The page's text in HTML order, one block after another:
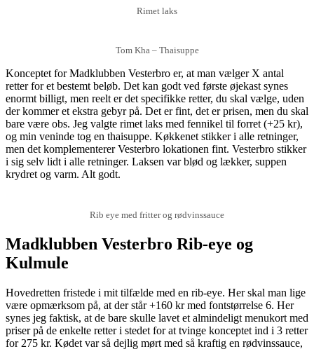
Rimet laks
Tom Kha – Thaisuppe
Konceptet for Madklubben Vesterbro er, at man vælger X antal
retter for et bestemt beløb. Det kan godt ved første øjekast synes
enormt billigt, men reelt er det specifikke retter, du skal vælge, uden
der kommer et ekstra gebyr på. Det er fint, det er prisen, men du skal
bare være obs. Jeg valgte rimet laks med fennikel til forret (+25 kr),
og min veninde tog en thaisuppe. Køkkenet stikker i alle retninger,
men det komplementerer Vesterbro lokationen fint. Vesterbro stikker
i sig selv lidt i alle retninger. Laksen var blød og lækker, suppen
krydret og varm. Alt godt.
Rib eye med fritter og rødvinssauce
Madklubben Vesterbro Rib-eye og
Kulmule
Hovedretten fristede i mit tilfælde med en rib-eye. Her skal man lige
være opmærksom på, at der står +160 kr med fontstørrelse 6. Her
synes jeg faktisk, at de bare skulle lavet et almindeligt menukort med
priser på de enkelte retter i stedet for at tvinge konceptet ind i 3 retter
for 275 kr. Kødet var så dejlig mørt med så kraftig en rødvinssauce,